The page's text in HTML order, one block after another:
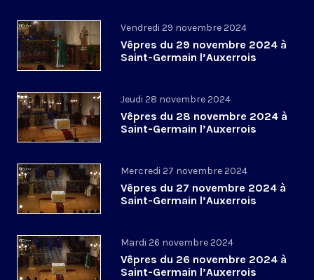
Vendredi 29 novembre 2024
Vêpres du 29 novembre 2024 à
Saint-Germain l’Auxerrois
Jeudi 28 novembre 2024
Vêpres du 28 novembre 2024 à
Saint-Germain l’Auxerrois
Mercredi 27 novembre 2024
Vêpres du 27 novembre 2024 à
Saint-Germain l’Auxerrois
Mardi 26 novembre 2024
Vêpres du 26 novembre 2024 à
Saint-Germain l’Auxerrois